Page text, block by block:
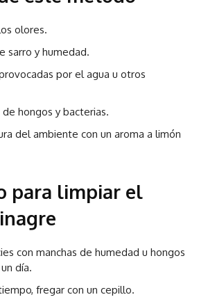
olores.
sarro y humedad.
por el agua u otros
hongos y bacterias.
del ambiente con un aroma a limón
para limpiar el
con manchas de humedad u hongos
día.
fregar con un cepillo.